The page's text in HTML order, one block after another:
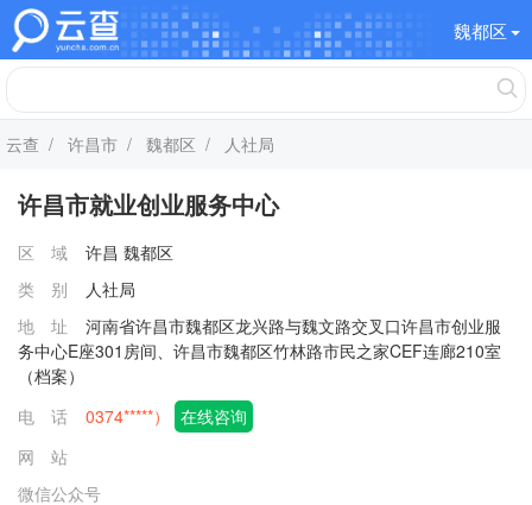
魏都区
云查 / 许昌市 / 魏都区 / 人社局
许昌市就业创业服务中心
区 域 许昌 魏都区
类 别
人社局
地 址
河南省许昌市魏都区龙兴路与魏文路交叉口许昌市创业服
务中心E座301房间、许昌市魏都区竹林路市民之家CEF连廊210室
（档案）
电 话
0374*****）
在线咨询
网 站
微信公众号